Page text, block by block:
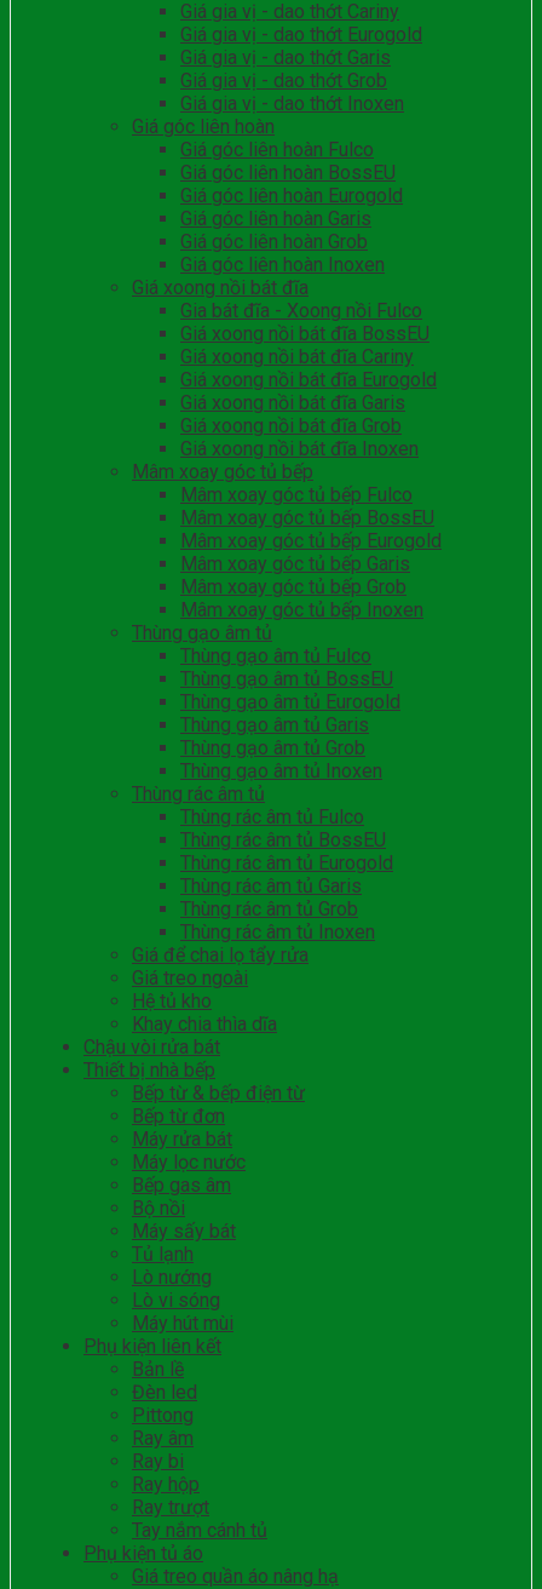
Giá gia vị - dao thớt Cariny
Giá gia vị - dao thớt Eurogold
Giá gia vị - dao thớt Garis
Giá gia vị - dao thớt Grob
Giá gia vị - dao thớt Inoxen
Giá góc liên hoàn
Giá góc liên hoàn Fulco
Giá góc liên hoàn BossEU
Giá góc liên hoàn Eurogold
Giá góc liên hoàn Garis
Giá góc liên hoàn Grob
Giá góc liên hoàn Inoxen
Giá xoong nồi bát đĩa
Gia bát đĩa - Xoong nồi Fulco
Giá xoong nồi bát đĩa BossEU
Giá xoong nồi bát đĩa Cariny
Giá xoong nồi bát đĩa Eurogold
Giá xoong nồi bát đĩa Garis
Giá xoong nồi bát đĩa Grob
Giá xoong nồi bát đĩa Inoxen
Mâm xoay góc tủ bếp
Mâm xoay góc tủ bếp Fulco
Mâm xoay góc tủ bếp BossEU
Mâm xoay góc tủ bếp Eurogold
Mâm xoay góc tủ bếp Garis
Mâm xoay góc tủ bếp Grob
Mâm xoay góc tủ bếp Inoxen
Thùng gạo âm tủ
Thùng gạo âm tủ Fulco
Thùng gạo âm tủ BossEU
Thùng gạo âm tủ Eurogold
Thùng gạo âm tủ Garis
Thùng gạo âm tủ Grob
Thùng gạo âm tủ Inoxen
Thùng rác âm tủ
Thùng rác âm tủ Fulco
Thùng rác âm tủ BossEU
Thùng rác âm tủ Eurogold
Thùng rác âm tủ Garis
Thùng rác âm tủ Grob
Thùng rác âm tủ Inoxen
Giá để chai lọ tẩy rửa
Giá treo ngoài
Hệ tủ kho
Khay chia thìa dĩa
Chậu vòi rửa bát
Thiết bị nhà bếp
Bếp từ & bếp điện từ
Bếp từ đơn
Máy rửa bát
Máy lọc nước
Bếp gas âm
Bộ nồi
Máy sấy bát
Tủ lạnh
Lò nướng
Lò vi sóng
Máy hút mùi
Phụ kiện liên kết
Bản lề
Đèn led
Pittong
Ray âm
Ray bi
Ray hộp
Ray trượt
Tay nắm cánh tủ
Phụ kiện tủ áo
Giá treo quần áo nâng hạ